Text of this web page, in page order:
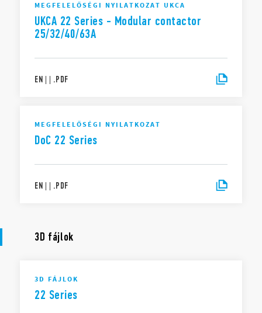
MEGFELELŐSÉGI NYILATKOZAT UKCA
UKCA 22 Series - Modular contactor
25/32/40/63A
EN | | .PDF
MEGFELELŐSÉGI NYILATKOZAT
DoC 22 Series
EN | | .PDF
3D fájlok
3D FÁJLOK
22 Series